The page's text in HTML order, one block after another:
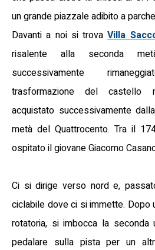
un grande piazzale adibito a
Davanti a noi si trovaVilla
risalente alla seconda
successivamente
trasformazione del castello
acquistato successivamente
metà del Quattrocento. Tra il
ospitato il giovane Giacomo
Ci si dirige verso nord e,
ciclabile dove ci si immette. Dopo
rotatoria, si imbocca la
pedalare sulla pista per un